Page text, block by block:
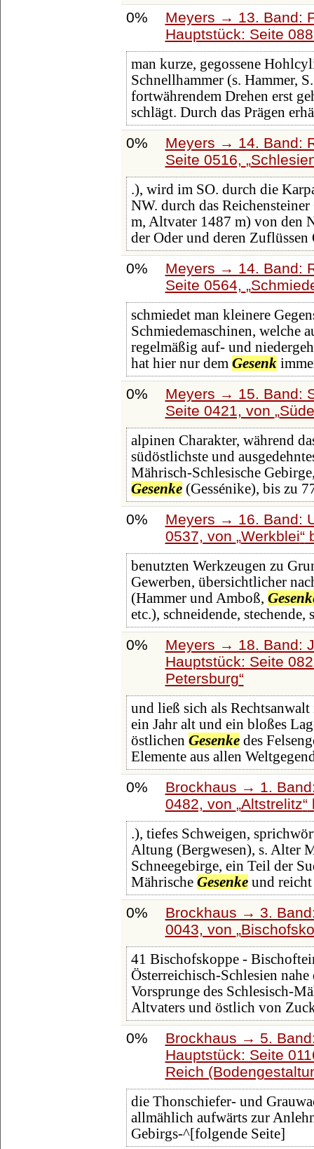
0%
Meyers → 13. Band:
Hauptstück: Seite
man kurze, gegossene
Schnellhammer (s. Hammer,
fortwährendem Drehen erst
schlägt. Durch das Prägen
0%
Meyers → 14. Band:
Seite 0516,
.), wird im SO. durch die
NW. durch das
m, Altvater 1487 m) von den
der Oder und deren Zuflüssen
0%
Meyers → 14. Band:
Seite 0564,
schmiedet man kleinere
Schmiedemaschinen, welche
regelmäßig auf- und
hat hier nur dem Gesenk
0%
Meyers → 15. Band:
Seite 0421, von
alpinen Charakter, während
südöstlichste und
Mährisch-Schlesische
Gesenke(Gessénike), bis zu
0%
Meyers → 16. Band:
0537, von Werkblei
benutzten Werkzeugen zu
Gewerben, übersichtlicher
(Hammer und Amboß,
etc.), schneidende, stechende,
0%
Meyers → 18. Band:
Hauptstück: Seite
Petersburg
und ließ sich als
ein Jahr alt und ein bloßes
östlichen Gesenkedes
Elemente aus allen
0%
Brockhaus → 1.
0482, von Altstrelitz
.), tiefes Schweigen,
Altung (Bergwesen), s. Alter
Schneegebirge, ein Teil der
Mährische Gesenkeund reicht
0%
Brockhaus → 3.
0043, von
41 Bischofskoppe -
Österreichisch-Schlesien
Vorsprunge des Schlesisch-
Altvaters und östlich von
0%
Brockhaus → 5.
Hauptstück: Seite
Reich
die Thonschiefer- und
allmählich aufwärts zur
Gebirgs-^[folgende Seite]